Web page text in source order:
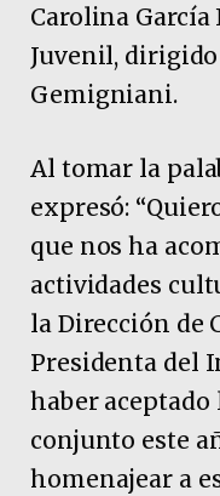
Carolina
Juvenil,
Gemigniani.
Al tomar la
expresó:
que nos ha
actividades
la Dirección de
Presidenta del
haber
conjunto este
homenajear a